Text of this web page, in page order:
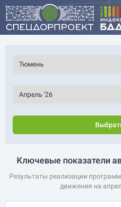
Ключевые показатели
Результаты реализации
движения на